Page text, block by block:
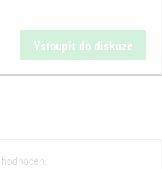
Vstoupit do diskuze